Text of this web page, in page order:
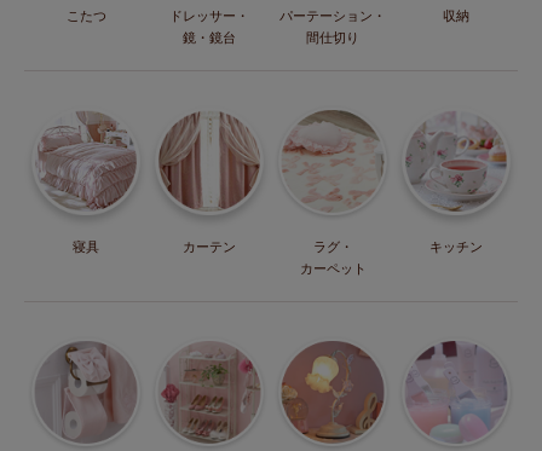
こたつ
ドレッサー・
鏡・鏡台
パーテーション・
間仕切り
収納
寝具 カーテン
ラグ・
カーペット
キッチン